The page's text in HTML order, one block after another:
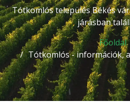
Tótkomlós település Békés
járásban
Főoldal
Tótkomlós - információk,